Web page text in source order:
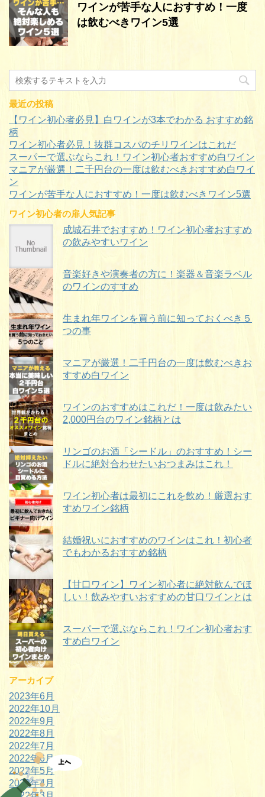
ワインが苦手な人におすすめ！一度
は飲むべきワイン5選
最近の投稿
【ワイン初心者必見】白ワインが3本でわかる おすすめ銘
柄
ワイン初心者必見！抜群コスパのチリワインはこれだ
スーパーで選ぶならこれ！ワイン初心者おすすめ白ワイン
マニアが厳選！二千円台の一度は飲むべきおすすめ白ワイ
ン
ワインが苦手な人におすすめ！一度は飲むべきワイン5選
ワイン初心者の扉人気記事
成城石井でおすすめ！ワイン初心者おすすめ
の飲みやすいワイン
音楽好きや演奏者の方に！楽器＆音楽ラベル
のワインのすすめ
生まれ年ワインを買う前に知っておくべき５
つの事
マニアが厳選！二千円台の一度は飲むべきお
すすめ白ワイン
ワインのおすすめはこれだ！一度は飲みたい
2,000円台のワイン銘柄とは
リンゴのお酒「シードル」のおすすめ！シー
ドルに絶対合わせたいおつまみはこれ！
ワイン初心者は最初にこれを飲め！厳選おす
すめワイン銘柄
結婚祝いにおすすめのワインはこれ！初心者
でもわかるおすすめ銘柄
【甘口ワイン】ワイン初心者に絶対飲んでほ
しい！飲みやすいおすすめの甘口ワインとは
スーパーで選ぶならこれ！ワイン初心者おす
すめ白ワイン
アーカイブ
2023年6月
2022年10月
2022年9月
2022年8月
2022年7月
2022年6月
2022年5月
2022年4月